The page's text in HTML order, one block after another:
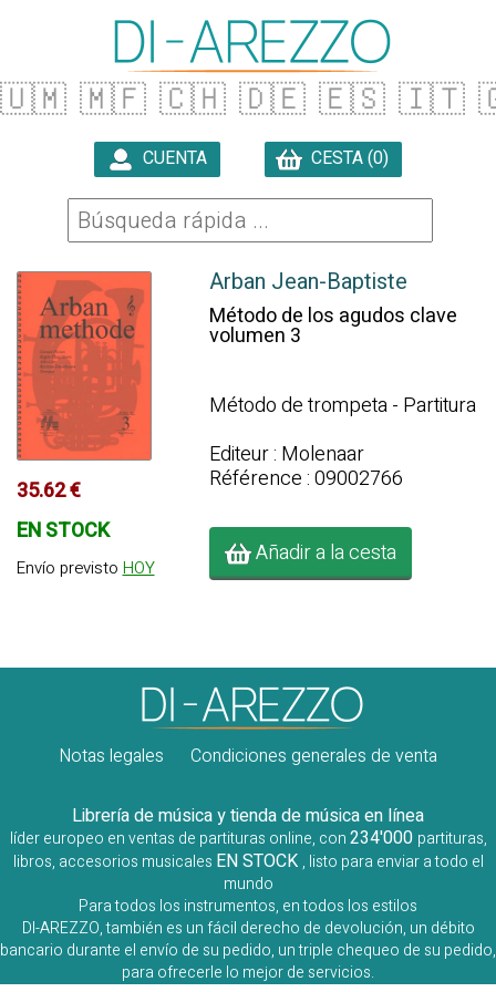
🇺🇲 🇲🇫 🇨🇭 🇩🇪 🇪🇸 🇮🇹
CUENTA CESTA (0)
35.62 €
EN STOCK
Envío previsto HOY
Arban Jean-Baptiste
Método de los agudos clave
volumen 3
Método de trompeta - Partitura
Editeur : Molenaar
Référence : 09002766
Añadir a la cesta
Notas legales Condiciones generales de venta
Librería de música y tienda de música en línea
líder europeo en ventas de partituras online, con234'000 partituras,
libros, accesorios musicales EN STOCK , listo para enviar a todo el
mundo
Para todos los instrumentos, en todos los estilos
DI-AREZZO, también es un fácil derecho de devolución, un débito
bancario durante el envío de su pedido, un triple chequeo de su pedido,
para ofrecerle lo mejor de servicios.